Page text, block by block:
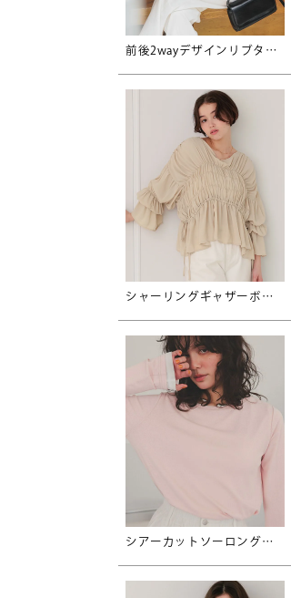
前後2wayデザインリブタンクトップ【メール便可／70】
シャーリングギャザーボリュームブラウス
シアーカットソーロングスリーブトップス【メール便可／95】